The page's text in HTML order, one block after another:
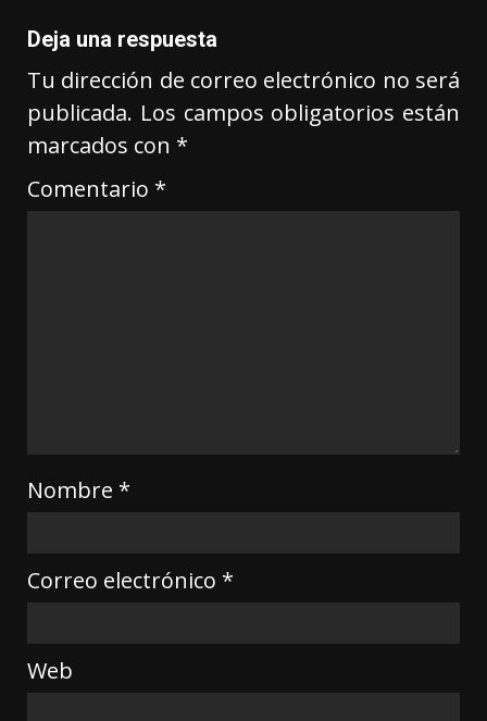
Deja una respuesta
Tu dirección de correo electrónico no será
publicada. Los campos obligatorios están
marcados con *
Comentario *
Nombre *
Correo electrónico *
Web